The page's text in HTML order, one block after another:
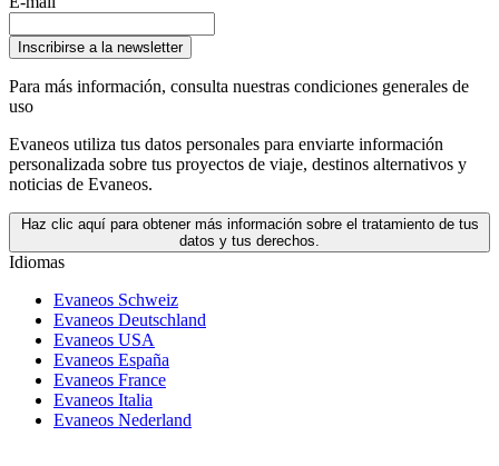
Inscribirse a la newsletter
Para más información, consulta nuestras condiciones generales de
uso
Evaneos utiliza tus datos personales para enviarte información
personalizada sobre tus proyectos de viaje, destinos alternativos y
noticias de Evaneos.
Haz clic aquí para obtener más información sobre el tratamiento de tus
datos y tus derechos.
Idiomas
Evaneos Schweiz
Evaneos Deutschland
Evaneos USA
Evaneos España
Evaneos France
Evaneos Italia
Evaneos Nederland